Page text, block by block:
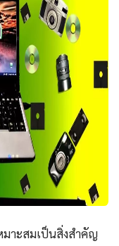
มาะสมเป็นสิ่งสำคัญ